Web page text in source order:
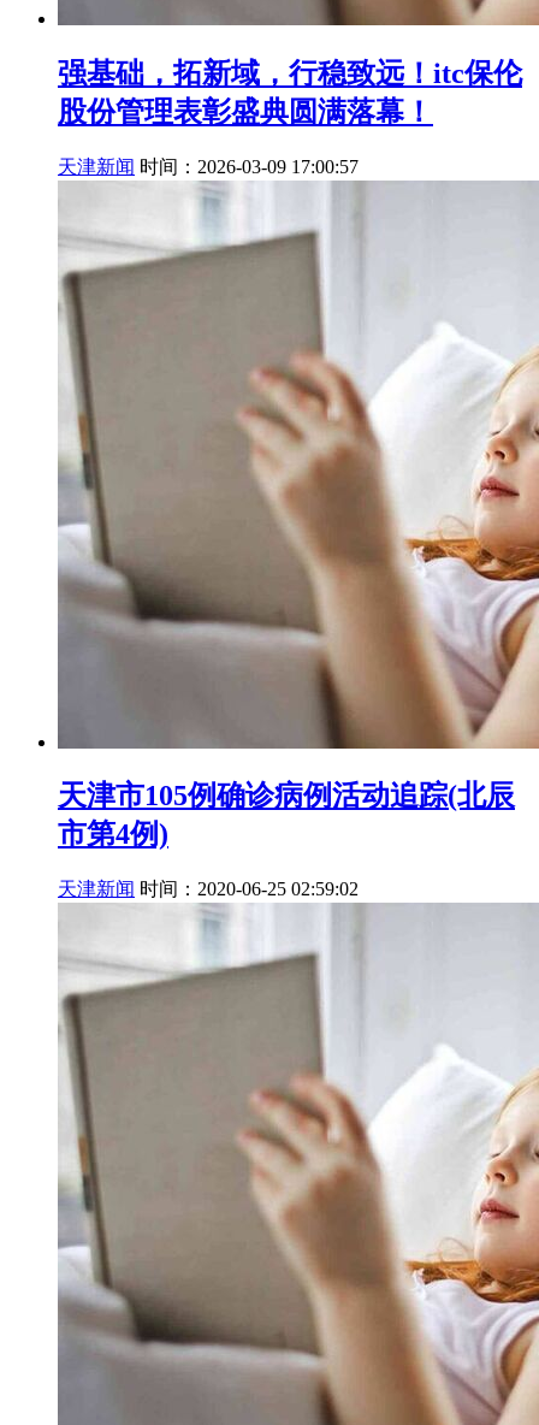
强基础，拓新域，行稳致远！itc保伦
股份管理表彰盛典圆满落幕！
天津新闻 时间：2026-03-09 17:00:57
天津市105例确诊病例活动追踪(北辰
市第4例)
天津新闻 时间：2020-06-25 02:59:02